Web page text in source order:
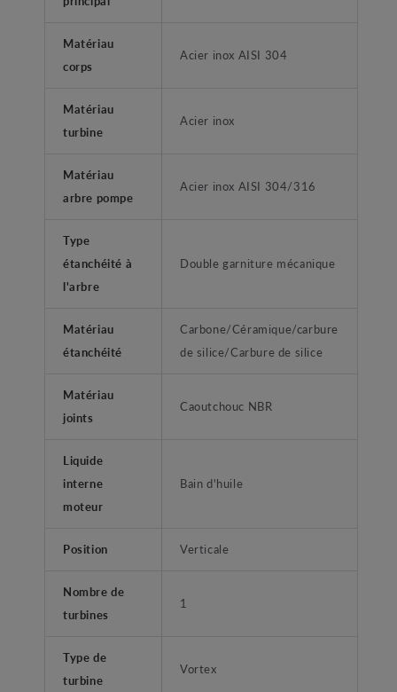
Matériau
corps
Acier inox AISI 304
Matériau
turbine
Acier inox
Matériau
arbre pompe
Acier inox AISI 304/316
Type
étanchéité à
l'arbre
Double garniture mécanique
Matériau
étanchéité
Carbone/Céramique/carbure
de silice/Carbure de silice
Matériau
joints
Caoutchouc NBR
Liquide
interne
moteur
Bain d'huile
Position Verticale
Nombre de
turbines
1
Type de
turbine
Vortex